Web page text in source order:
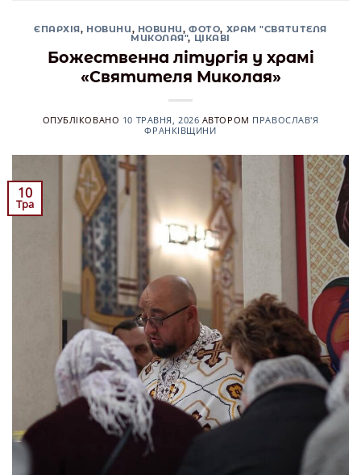
ЄПАРХІЯ, НОВИНИ, НОВИНИ,ФОТО, ХРАМ "СВЯТИТЕЛЯ
МИКОЛАЯ", ЦІКАВІ
Божественна літургія у храмі
«Святителя Миколая»
ОПУБЛІКОВАНО 10 ТРАВНЯ, 2026 АВТОРОМ ПРАВОСЛАВ'Я
ФРАНКІВЩИНИ
10
Тра